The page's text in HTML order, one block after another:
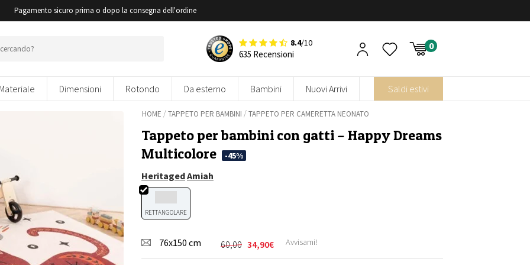
Pagamento sicuro prima o dopo la consegna dell'ordine
8.4/10
635 Recensioni
Materiale Dimensioni Rotondo Da esterno Bambini Nuovi Arrivi Saldi estivi
HOME /TAPPETO PER BAMBINI /TAPPETO PER CAMERETTA NEONATO
Tappeto per bambini con gatti – Happy Dreams
Multicolore
-45%
HeritagedAmiah
RETTANGOLARE
76x150 cm 60,00
Il
prezzo
34,90€
Il
prezzo
Avvisami!